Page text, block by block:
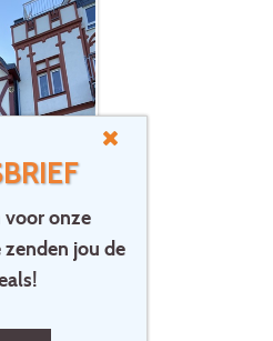
voor onze
jou de